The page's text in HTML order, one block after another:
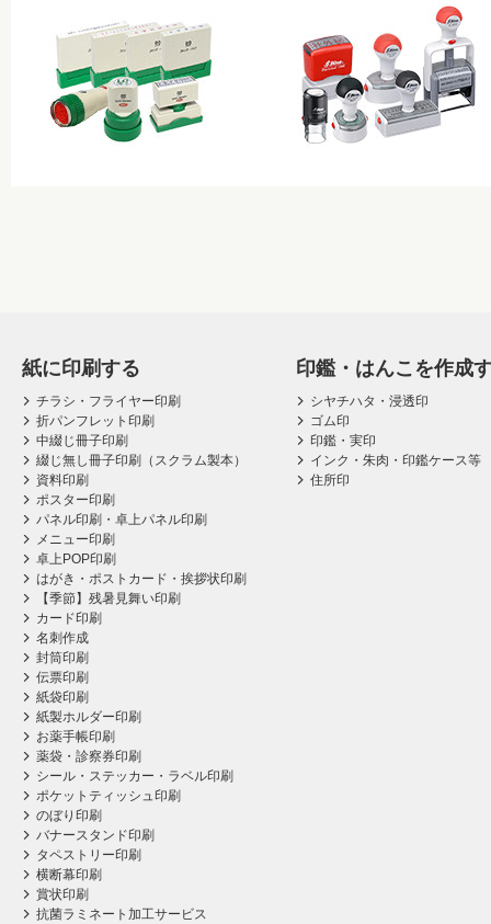
紙に印刷する
チラシ・フライヤー印刷
折パンフレット印刷
中綴じ冊子印刷
綴じ無し冊子印刷（スクラム製本）
資料印刷
ポスター印刷
パネル印刷・卓上パネル印刷
メニュー印刷
卓上POP印刷
はがき・ポストカード・挨拶状印刷
【季節】残暑見舞い印刷
カード印刷
名刺作成
封筒印刷
伝票印刷
紙袋印刷
紙製ホルダー印刷
お薬手帳印刷
薬袋・診察券印刷
シール・ステッカー・ラベル印刷
ポケットティッシュ印刷
のぼり印刷
バナースタンド印刷
タペストリー印刷
横断幕印刷
賞状印刷
抗菌ラミネート加工サービス
印鑑・はんこを作成
シヤチハタ・浸透印
ゴム印
印鑑・実印
インク・朱肉・印鑑ケース等
住所印